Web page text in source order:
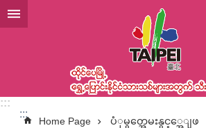
အဓိကအကြောင်းအရာပိတ်ပင်မှုကိုကျော်လို
:::
:::
Home Page
ပံုမွတ္အေမးနွင့္အေျဖ